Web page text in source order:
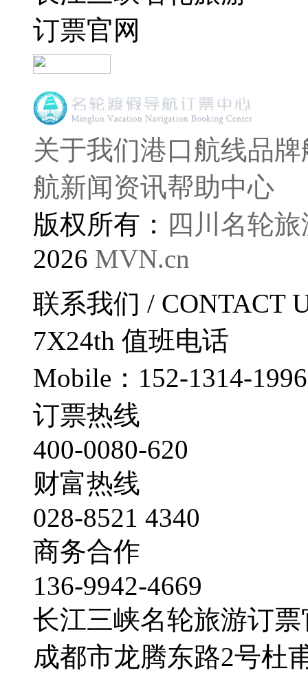
订票官网
关于我们港口航线品
航新闻资讯帮助中心
版权所有： 四川名轮
2026 MVN.cn
联系我们 / CONTACT
7X24th 值班电话
Mobile：152-1314-1996
订票热线
400-0080-620
财富热线
028-8521 4340
商务合作
136-9942-4669
长江三峡名轮旅游订
成都市龙腾东路2号杜